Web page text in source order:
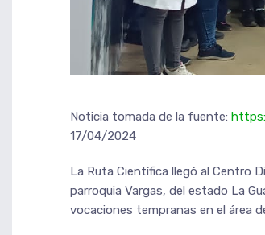
Noticia tomada de la fuente:
17/04/2024
La Ruta Científica llegó al Centro
parroquia Vargas, del estado La
vocaciones tempranas en el área